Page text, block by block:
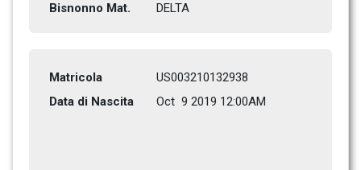
Bisnonno Mat.
DELTA
Matricola
US003210132938
Data di Nascita
Oct  9 2019 12:00AM